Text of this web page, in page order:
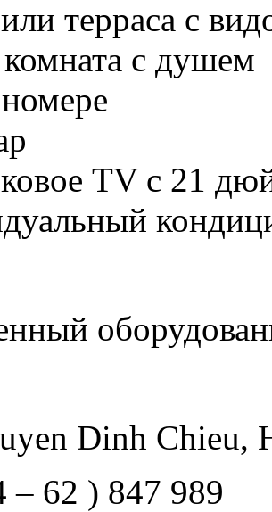
терраса с
с душем
TV с 21
Dinh Chieu,
– 62 ) 847 989